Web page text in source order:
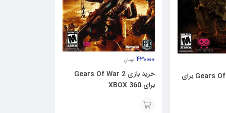
خرید بازی Gears Of War برای
۴۳۰۰۰۰ تومان
خرید بازی Gears Of War 2
برای XBOX 360